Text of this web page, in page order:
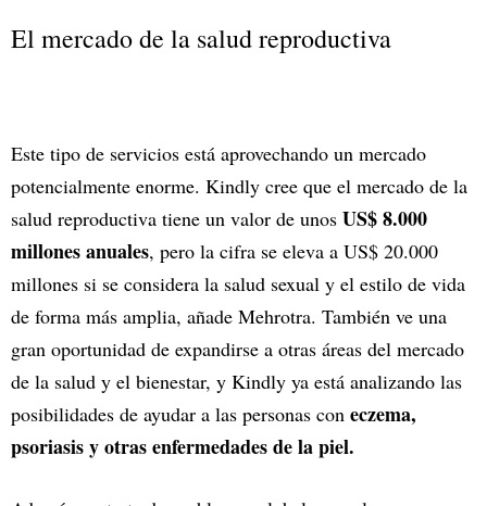
El mercado de la salud reproductiva
Este tipo de servicios está aprovechando un mercado
potencialmente enorme. Kindly cree que el mercado de la
salud reproductiva tiene un valor de unos US$ 8.000
millones anuales, pero la cifra se eleva a US$ 20.000
millones si se considera la salud sexual y el estilo de vida
de forma más amplia, añade Mehrotra. También ve una
gran oportunidad de expandirse a otras áreas del mercado
de la salud y el bienestar, y Kindly ya está analizando las
posibilidades de ayudar a las personas con eczema,
psoriasis y otras enfermedades de la piel.